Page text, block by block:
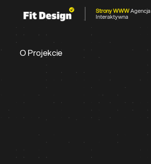
Strony WWWAgencja
Interaktywna
O Projekcie